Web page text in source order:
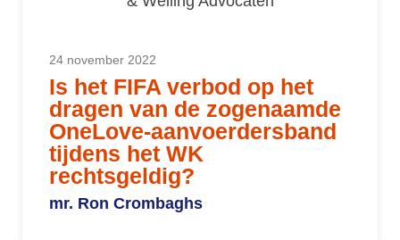
24 november 2022
Is het FIFA verbod op het
dragen van de zogenaamde
OneLove-aanvoerdersband
tijdens het WK
rechtsgeldig?
mr. Ron Crombaghs